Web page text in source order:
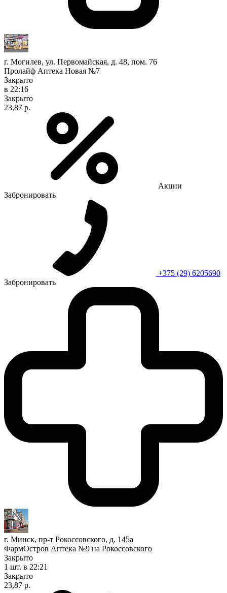
г. Могилев, ул. Первомайская, д. 48, пом. 76
Пролайф Аптека Новая №7
Закрыто
в 22:16
Закрыто
23,87 р.
Акции
Забронировать
+375 (29) 6205690
Забронировать
г. Минск, пр-т Рокоссовского, д. 145а
ФармОстров Аптека №9 на Рокоссовского
Закрыто
1 шт. в 22:21
Закрыто
23,87 р.